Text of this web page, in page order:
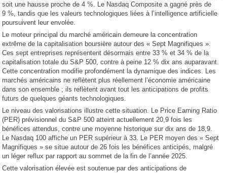
soit une hausse proche de 4 %. Le Nasdaq Composite a gagné près de
9 %, tandis que les valeurs technologiques liées à l’intelligence artificielle
poursuivent leur envolée.
Le moteur principal du marché américain demeure la concentration
extrême de la capitalisation boursière autour des « Sept Magnifiques ».
Ces sept entreprises représentent désormais entre 33 % et 34 % de la
capitalisation totale du S&P 500, contre à peine 12 % dix ans auparavant.
Cette concentration modifie profondément la dynamique des indices. Les
marchés américains ne reflètent plus réellement l’économie américaine
dans son ensemble ; ils reflètent avant tout les anticipations de profits
futurs de quelques géants technologiques.
Le niveau des valorisations illustre cette situation. Le Price Earning Ratio
(PER) prévisionnel du S&P 500 atteint actuellement 20,9 fois les
bénéfices attendus, contre une moyenne historique sur dix ans de 18,9.
Le Nasdaq 100 affiche un PER supérieur à 33. Le PER moyen des « Sept
Magnifiques » se situe autour de 26 fois les bénéfices anticipés, malgré
un léger reflux par rapport au sommet de la fin de l’année 2025.
Cette valorisation élevée est soutenue par des anticipations de